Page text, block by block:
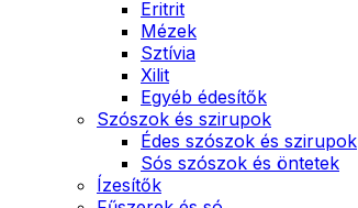
Eritrit
Mézek
Sztívia
Xilit
Egyéb édesítők
Szószok és szirupok
Édes szószok és szirupok
Sós szószok és öntetek
Ízesítők